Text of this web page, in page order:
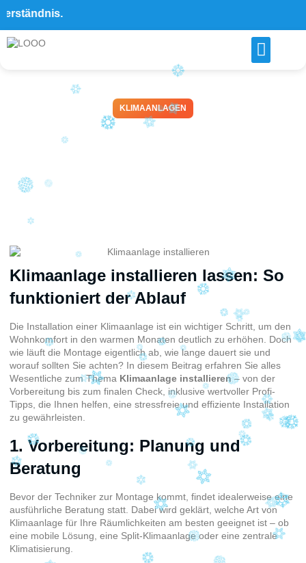
KLIMAANLAGEN
Klimaanlage installieren
Klimaanlage installieren lassen: So
funktioniert der Ablauf
Die Installation einer Klimaanlage ist ein wichtiger Schritt, um den
Wohnkomfort in den warmen Monaten deutlich zu erhöhen. Doch
wie läuft die Montage eigentlich ab, wie lange dauert sie und
worauf sollten Sie achten? In diesem Beitrag erfahren Sie alles
Wesentliche zum Thema Klimaanlage installieren– von der
Vorbereitung bis zum finalen Check, inklusive wertvoller Profi-
Tipps, die Ihnen helfen, eine stressfreie und effiziente Installation
zu gewährleisten.
1. Vorbereitung: Planung und
Beratung
Bevor der Techniker zur Montage kommt, findet idealerweise eine
ausführliche Beratung statt. Dabei wird geklärt, welche Art von
Klimaanlage für Ihre Räumlichkeiten am besten geeignet ist – ob
eine mobile Lösung, eine Split-Klimaanlage oder eine zentrale
Klimatisierung.